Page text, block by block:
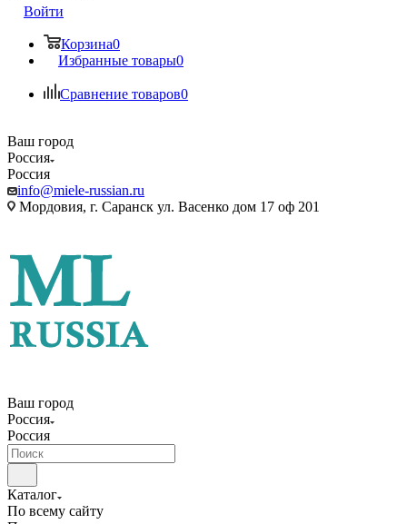
Войти
Корзина0
Избранные товары0
Сравнение товаров0
Ваш город
Россия
Россия
info@miele-russian.ru
Мордовия, г. Саранск ул. Васенко дом 17 оф 201
Ваш город
Россия
Россия
Каталог
По всему сайту